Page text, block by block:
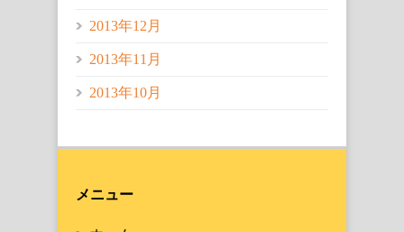
2013年12月
2013年11月
2013年10月
メニュー